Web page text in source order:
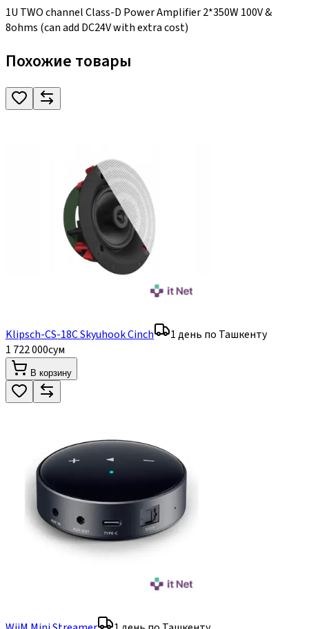
1U TWO channel Class-D Power Amplifier 2*350W 100V &
8ohms (can add DC24V with extra cost)
Похожие товары
Klipsch-CS-18C Skyuhook Cinch
1 день по Ташкенту
1 722 000сум
В корзину